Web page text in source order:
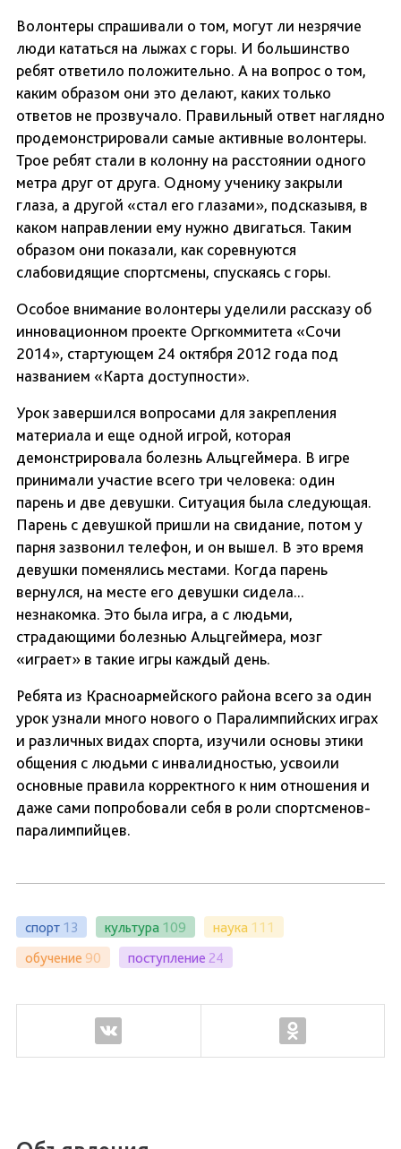
Волонтеры спрашивали о том, могут ли незрячие
люди кататься на лыжах с горы. И большинство
ребят ответило положительно. А на вопрос о том,
каким образом они это делают, каких только
ответов не прозвучало. Правильный ответ наглядно
продемонстрировали самые активные волонтеры.
Трое ребят стали в колонну на расстоянии одного
метра друг от друга. Одному ученику закрыли
глаза, а другой «стал его глазами», подсказывя, в
каком направлении ему нужно двигаться. Таким
образом они показали, как соревнуются
слабовидящие спортсмены, спускаясь с горы.
Особое внимание волонтеры уделили рассказу об
инновационном проекте Оргкоммитета «Сочи
2014», стартующем 24 октября 2012 года под
названием «Карта доступности».
Урок завершился вопросами для закрепления
материала и еще одной игрой, которая
демонстрировала болезнь Альцгеймера. В игре
принимали участие всего три человека: один
парень и две девушки. Ситуация была следующая.
Парень с девушкой пришли на свидание, потом у
парня зазвонил телефон, и он вышел. В это время
девушки поменялись местами. Когда парень
вернулся, на месте его девушки сидела...
незнакомка. Это была игра, а с людьми,
страдающими болезнью Альцгеймера, мозг
«играет» в такие игры каждый день.
Ребята из Красноармейского района всего за один
урок узнали много нового о Паралимпийских играх
и различных видах спорта, изучили основы этики
общения с людьми с инвалидностью, усвоили
основные правила корректного к ним отношения и
даже сами попробовали себя в роли спортсменов-
паралимпийцев.
спорт 13 культура 109 наука 111
обучение 90 поступление 24